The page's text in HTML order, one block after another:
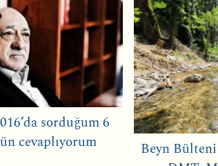
sorduğum 6
cevaplıyorum
Beyn